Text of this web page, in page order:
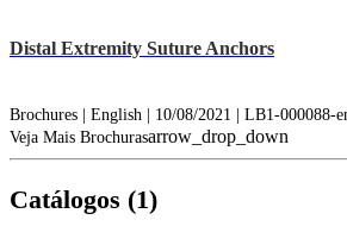
Distal Extremity Suture Anchors
Brochures | English | 10/08/2021 | LB1-000088-
Veja Mais Brochurasarrow_drop_down
Catálogos (1)